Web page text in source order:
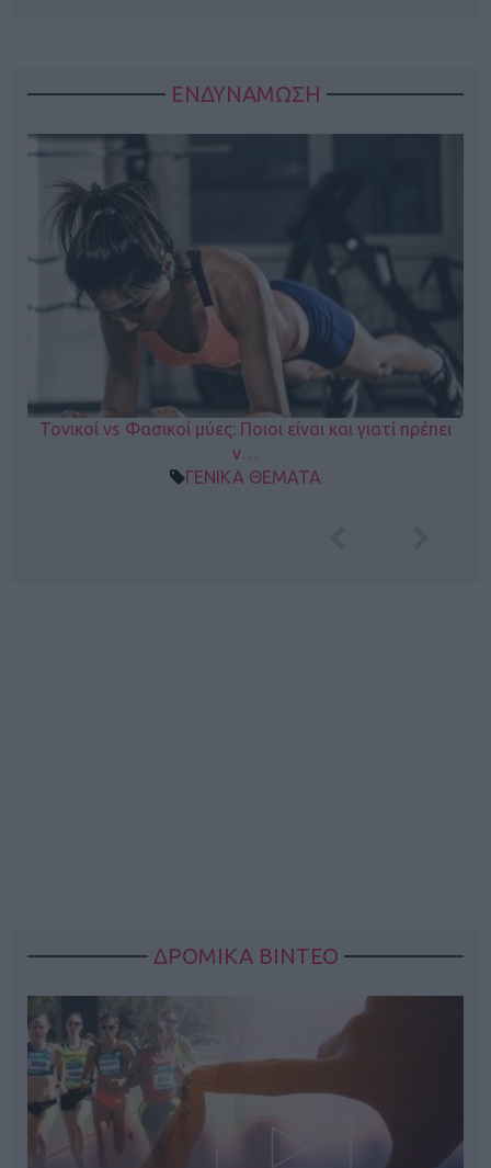
ΕΝΔΥΝΑΜΩΣΗ
Τονικοί vs Φασικοί μύες: Ποιοι είναι και γιατί πρέπει
ν…
ΓΕΝΙΚΑ ΘΕΜΑΤΑ
ΔΡΟΜΙΚΑ ΒΙΝΤΕΟ